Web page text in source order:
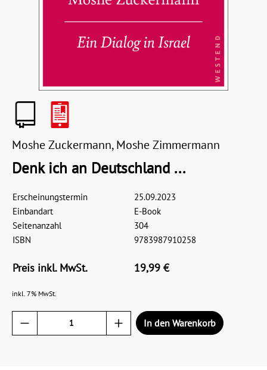
Moshe Zuckermann, Moshe Zimmermann
Denk ich an Deutschland ...
Erscheinungstermin
25.09.2023
Einbandart
E-Book
Seitenanzahl
304
ISBN
9783987910258
Preis inkl. MwSt. 19,99 €
inkl. 7% MwSt.
In den Warenkorb